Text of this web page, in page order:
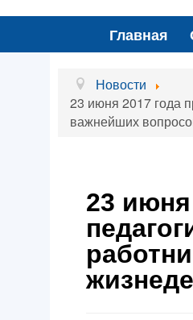
Главная
Новости
23 июня 2017 года
важнейших
23